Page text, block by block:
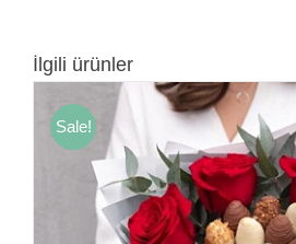
İlgili ürünler
Sale!